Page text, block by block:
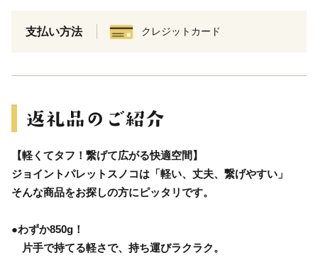
支払い方法 クレジットカード
【軽くてタフ！繋げて広がる快適空間】
ジョイントパレットスノコは「軽い、丈夫、繋げやすい」
そんな商品をお探しの方にピッタリです。
●わずか850g！
片手で持てる軽さで、持ち運びラクラク。